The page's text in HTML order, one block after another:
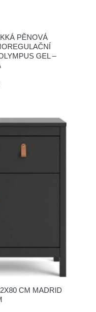
PĚNOVÁ
GEL –
CM MADRID